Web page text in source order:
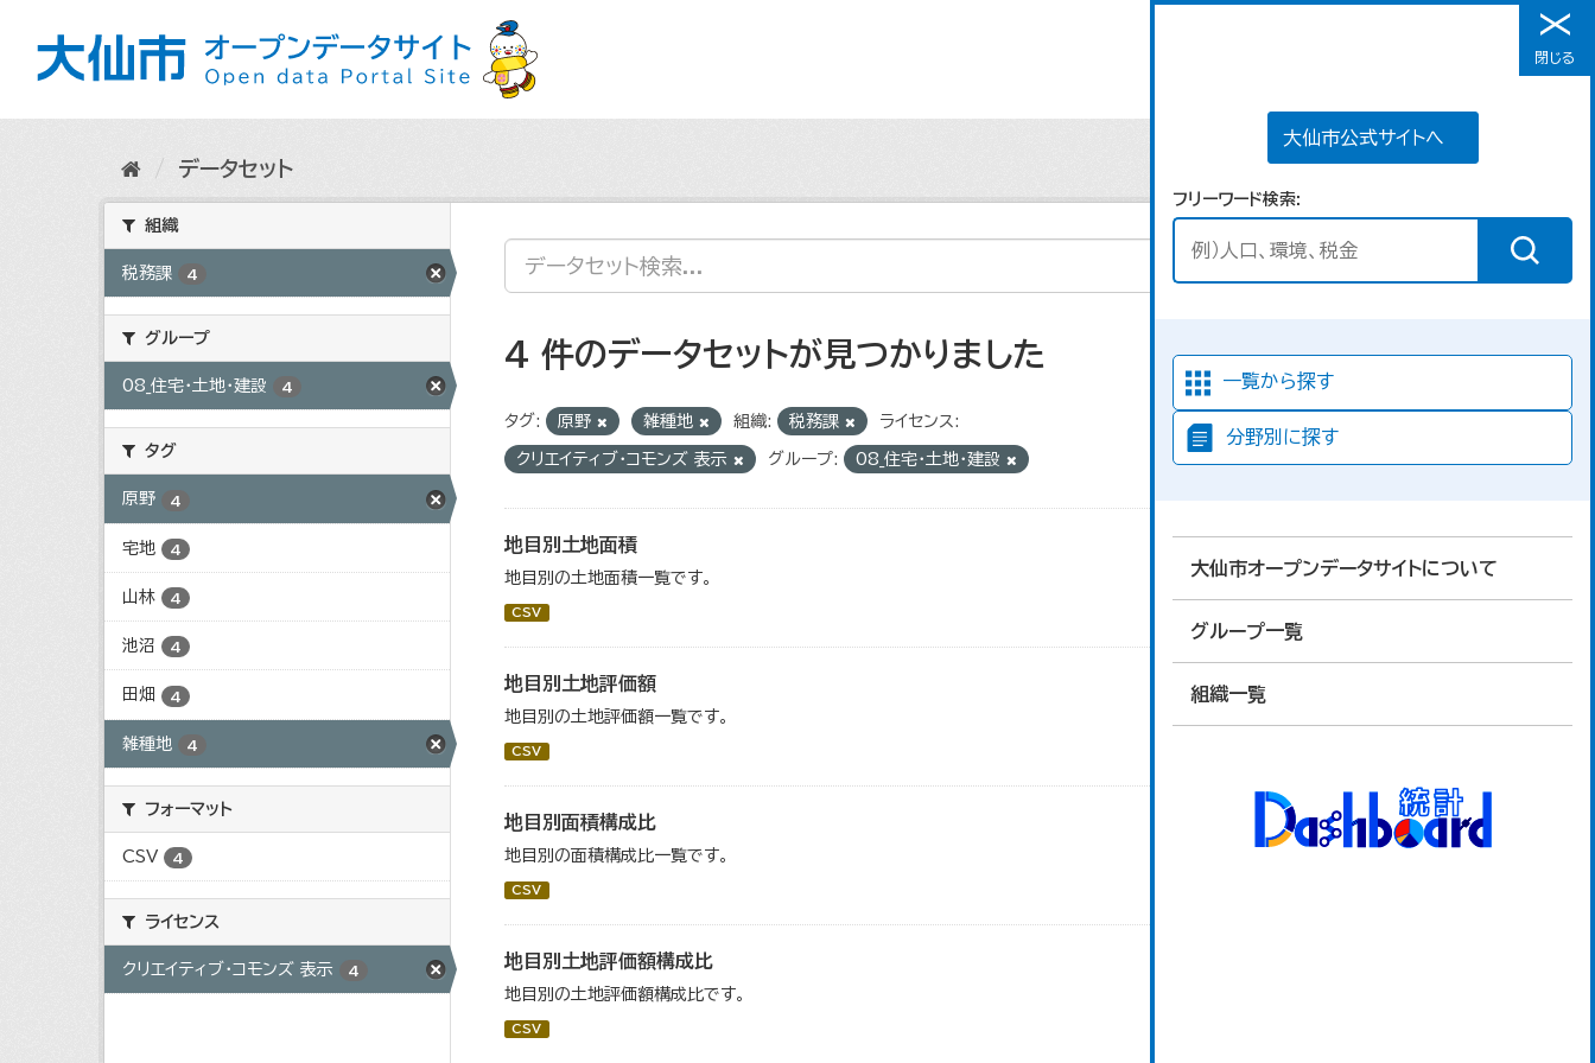
メニュー
大仙市公式サイトへ
フリーワード検索
一覧から探す
分野別に探す
大仙市オープンデータサイトについて
グループ一覧
組織一覧
閉じる
データセット
組織
税務課 4
グループ
08_住宅・土地・建設 4
タグ
原野 4
宅地 4
山林 4
池沼 4
田畑 4
雑種地 4
フォーマット
CSV 4
ライセンス
クリエイティブ・コモンズ 表示 4
4 件のデータセットが見つかりました
タグ: 原野 雑種地 組織: 税務課 ライセンス:
クリエイティブ・コモンズ 表示 グループ: 08_住宅・土地・建設
地目別土地面積
地目別の土地面積一覧です。
CSV
地目別土地評価額
地目別の土地評価額一覧です。
CSV
地目別面積構成比
地目別の面積構成比一覧です。
CSV
地目別土地評価額構成比
地目別の土地評価額構成比です。
CSV